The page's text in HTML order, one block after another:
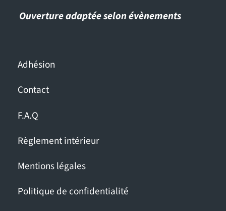
Ouverture adaptée selon évènements
Adhésion
Contact
F.A.Q
Règlement intérieur
Mentions légales
Politique de confidentialité